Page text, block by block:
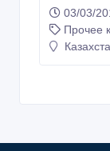
03/03/
Прочее